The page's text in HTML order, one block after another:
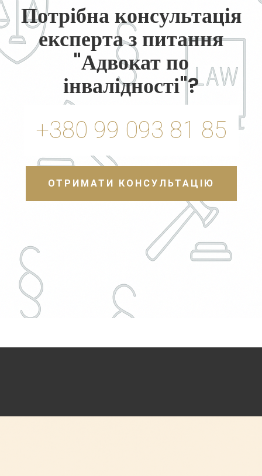
Потрібна консультація
експерта з питання
"Адвокат по
інвалідності"?
+380 99 093 81 85
ОТРИМАТИ КОНСУЛЬТАЦІЮ